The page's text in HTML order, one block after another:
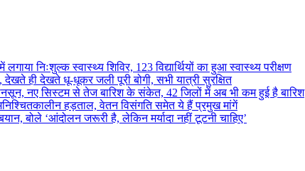
निःशुल्क स्वास्थ्य शिविर, 123 विद्यार्थियों का हुआ स्वास्थ्य परीक्षण
ही देखते धू-धूकर जली पूरी बोगी, सभी यात्री सुरक्षित
नए सिस्टम से तेज बारिश के संकेत, 42 जिलों में अब भी कम हुई है बारिश
हड़ताल, वेतन विसंगति समेत ये हैं प्रमुख मांगें
बोले ‘आंदोलन जरूरी है, लेकिन मर्यादा नहीं टूटनी चाहिए’